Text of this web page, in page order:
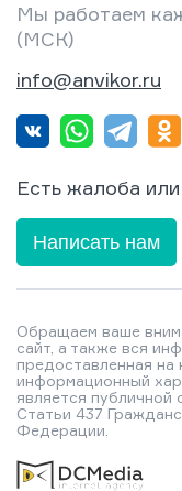
Мы работаем
(МСК)
info@anvikor.ru
Есть жалоба
Написать нам
Обращаем ваше
сайт, а также вся
предоставленная на
информационный
является
Статьи 437
Федерации.